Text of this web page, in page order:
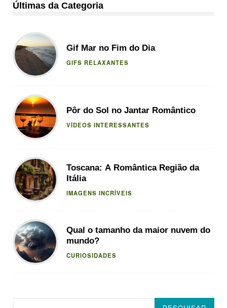
Últimas da Categoria
Gif Mar no Fim do Dia
GIFS RELAXANTES
Pôr do Sol no Jantar Romântico
VÍDEOS INTERESSANTES
Toscana: A Romântica Região da
Itália
IMAGENS INCRÍVEIS
Qual o tamanho da maior nuvem do
mundo?
CURIOSIDADES